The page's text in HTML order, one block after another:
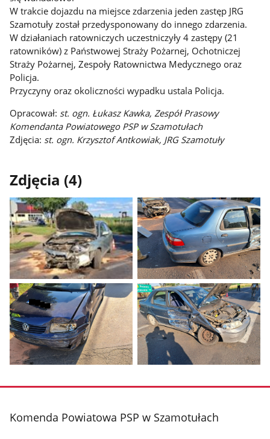
W trakcie dojazdu na miejsce zdarzenia jeden zastęp JRG
Szamotuły został przedysponowany do innego zdarzenia.
W działaniach ratowniczych uczestniczyły 4 zastępy (21
ratowników) z Państwowej Straży Pożarnej, Ochotniczej
Straży Pożarnej, Zespoły Ratownictwa Medycznego oraz
Policja.
Przyczyny oraz okoliczności wypadku ustala Policja.
Opracował: st. ogn. Łukasz Kawka, Zespół Prasowy
Komendanta Powiatowego PSP w Szamotułach
Zdjęcia: st. ogn. Krzysztof Antkowiak, JRG Szamotuły
Zdjęcia (4)
Pokaż
zdjęcie
1
z
galerii.
Pokaż
zdjęcie
2
z
galerii.
zdjęcie
galerii.
zdjęcie
galerii.
stopka
Komenda Powiatowa PSP w Szamotułach